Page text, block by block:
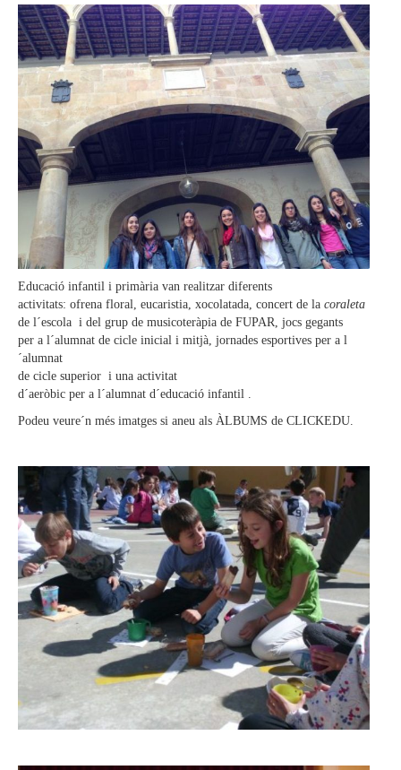
Educació infantil i primària van realitzar diferents
activitats: ofrena floral, eucaristia, xocolatada, concert de la coraleta
de l´escola i del grup de musicoteràpia de FUPAR, jocs gegants
per a l´alumnat de cicle inicial i mitjà, jornades esportives per a l
´alumnat
de cicle superior i una activitat
d´aeròbic per a l´alumnat d´educació infantil .
Podeu veure´n més imatges si aneu als ÀLBUMS de CLICKEDU.